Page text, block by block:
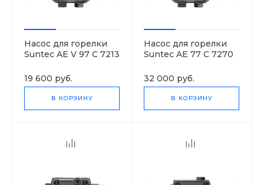
Насос для горелки
Suntec AE V 97 C 7213
19 600 руб.
В КОРЗИНУ
Насос для горелки
Suntec AE 77 C 7270
32 000 руб.
В КОРЗИНУ